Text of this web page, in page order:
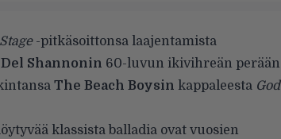
-pitkäsoittonsa laajentamista
Del Shannonin 60-luvun ikivihreän perään
The Beach Boysin kappaleesta God
klassista balladia ovat vuosien